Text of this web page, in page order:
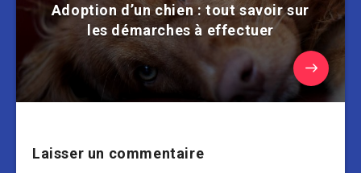
Adoption d’un chien : tout savoir sur
les démarches à effectuer
Laisser un commentaire